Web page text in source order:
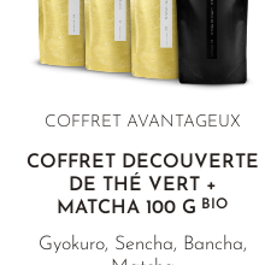
COFFRET AVANTAGEUX
COFFRET DÉCOUVERTE
DE THÉ VERT +
MATCHA 100 G BIO
Gyokuro, Sencha, Bancha,